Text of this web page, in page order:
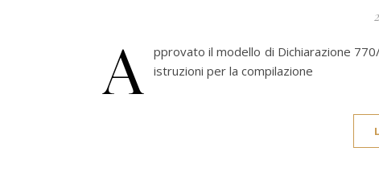
A
pprovato il modello di Dichiarazione
istruzioni per la compilazione